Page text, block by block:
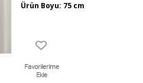
Ürün Boyu: 75 cm